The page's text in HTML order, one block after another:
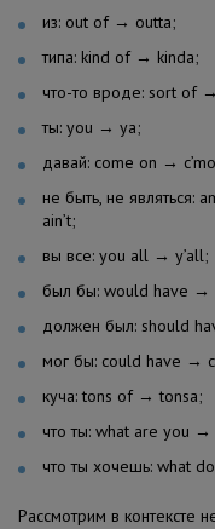
из: out of → outta;
типа: kind of → kinda;
что-то вроде: sort of
ты: you → ya;
давай: come on →
не быть, не являться:
ain’t;
вы все: you all → y’all;
был бы: would have →
должен был: should
мог бы: could have →
куча: tons of → tonsa;
что ты: what are you →
что ты хочешь: what
Рассмотрим в контексте